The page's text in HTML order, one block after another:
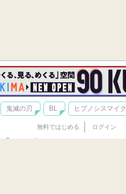
鬼滅の刃 BL ヒプノシスマイク
無料ではじめる ログイン